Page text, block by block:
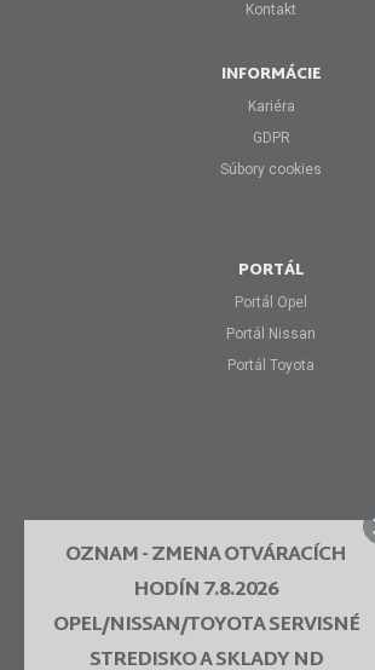
Kontakt
INFORMÁCIE
Kariéra
GDPR
Súbory cookies
PORTÁL
Portál Opel
Portál Nissan
Portál Toyota
© PK AUTO spol. s r.o., so sídlom: Duklianska 23, Prešov,
Obchodnom registri Okresného súdu Prešov,
OZNAM - ZMENA OTVÁRACÍCH
HODÍN 7.8.2026
OPEL/NISSAN/TOYOTA SERVISNÉ
STREDISKO A SKLADY ND